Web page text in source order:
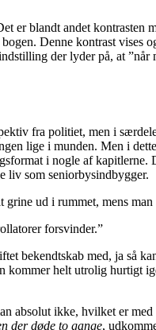
er blandt andet kontrasten
Denne kontrast vises
der lyder på, at ”når
fra politiet, men i
lige i munden. Men i
i nogle af kapitlerne.
liv som seniorbysindbygger.
ud i rummet, mens
forsvinder.”
bekendtskab med, ja så
kommer helt utrolig hurtigt
absolut ikke, hvilket er
der døde to gange,